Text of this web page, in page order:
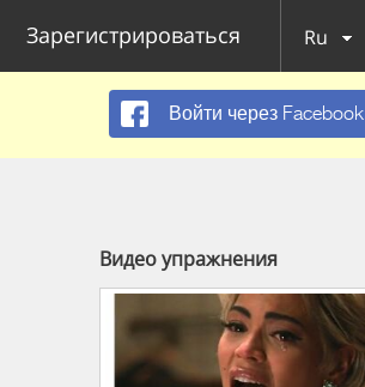
Зарегистрироваться Ru
Войти через Facebook
Видео упражнения